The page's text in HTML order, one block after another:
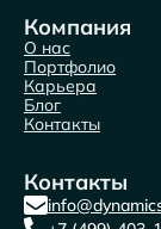
Компания
О нас
Портфолио
Карьера
Блог
Контакты
Контакты